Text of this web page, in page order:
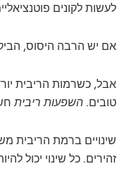
לעשות לקונים
אם יש הרבה היסוס,
אבל, כשרמות הריבית
טובים. השפעות ריבית
שינויים ברמת הריבית
זהירים. כל שינוי יכול